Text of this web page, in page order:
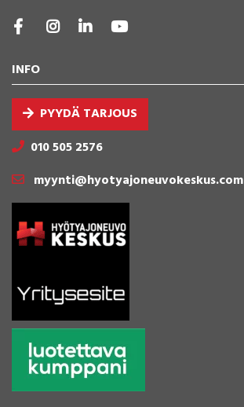
INFO
PYYDÄ TARJOUS
010 505 2576
myynti@hyotyajoneuvokeskus.com